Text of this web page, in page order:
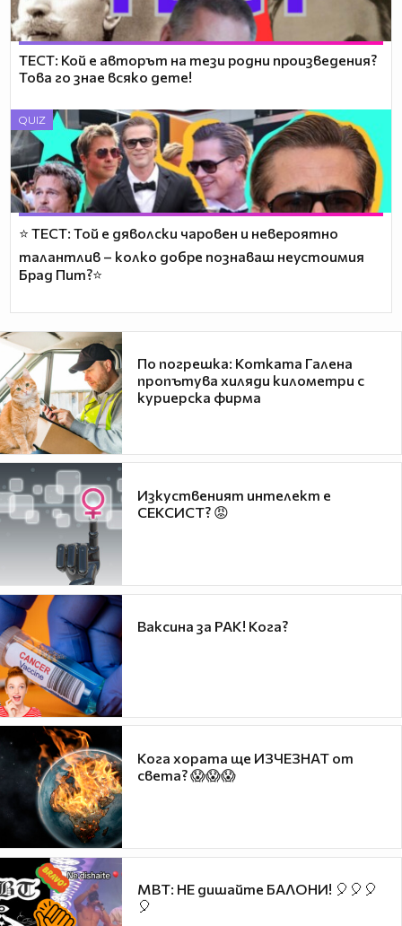
По погрешка: Котката Галена
пропътува хиляди километри с
куриерска фирма
Изкуственият интелект е
СЕКСИСТ? 😡
Ваксина за РАК! Кога?
Кога хората ще ИЗЧЕЗНАТ от
света? 😱😱😱
MBT: НЕ дишайте БАЛОНИ! 🎈🎈🎈
🎈
ТЕСТ: Кой е авторът на тези родни произведения?
Това го знае всяко дете!
QUIZ
⭐ ТЕСТ: Той е дяволски чаровен и невероятно
талантлив – колко добре познаваш неустоимия
Брад Пит?⭐